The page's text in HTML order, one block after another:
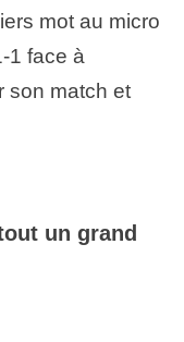
mot au micro
1 face à
son match et
un grand